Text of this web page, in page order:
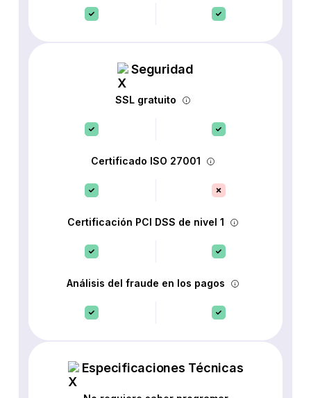
Seguridad
SSL gratuito
Certificado ISO 27001
Certificación PCI DSS de nivel 1
Análisis del fraude en los pagos
Especificaciones Técnicas